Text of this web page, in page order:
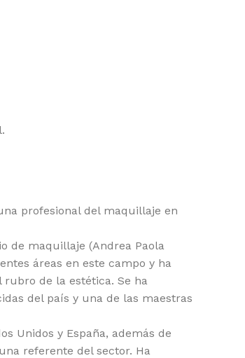
profesional del maquillaje en
de maquillaje (Andrea Paola
áreas en este campo y ha
de la estética. Se ha
del país y una de las maestras
Unidos y España, además de
referente del sector. Ha